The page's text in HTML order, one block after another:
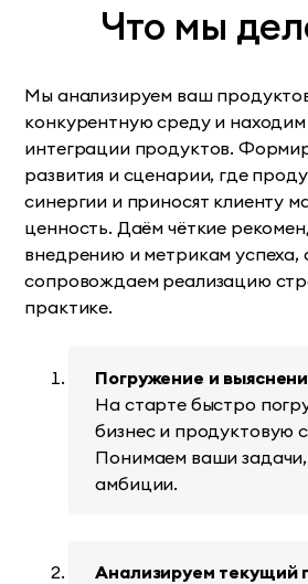
Что мы
Мы анализируем ваш
конкурентную среду и находим
интеграции продуктов.
развития и сценарии, где
синергии и приносят клиенту
ценность. Даём чёткие
внедрению и метрикам успеха,
сопровождаем реализацию
практике.
Погружение и
На старте быстро
бизнес и продуктовую
Понимаем ваши задачи,
амбиции.
Анализируем текущий